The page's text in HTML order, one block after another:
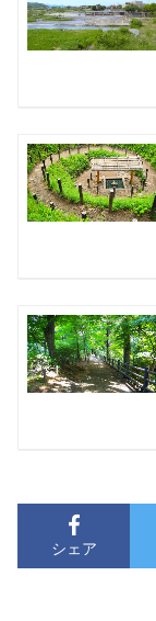
シェア